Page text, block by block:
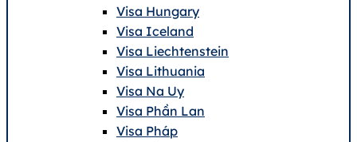
Visa Hungary
Visa Iceland
Visa Liechtenstein
Visa Lithuania
Visa Na Uy
Visa Phần Lan
Visa Pháp